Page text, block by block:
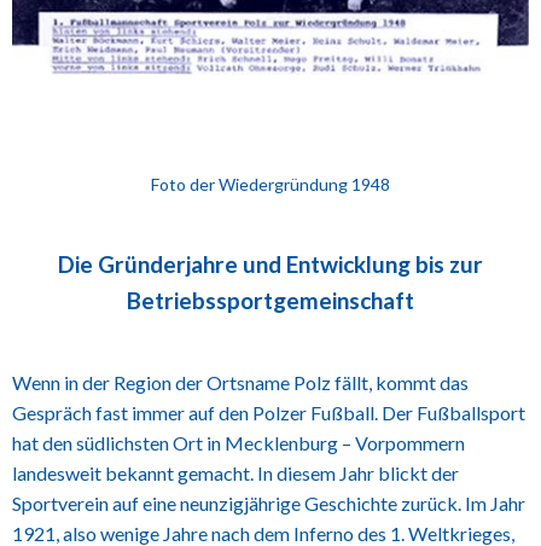
Foto der Wiedergründung 1948
Die Gründerjahre und Entwicklung bis zur
Betriebssportgemeinschaft
Wenn in der Region der Ortsname Polz fällt, kommt das
Gespräch fast immer auf den Polzer Fußball. Der Fußballsport
hat den südlichsten Ort in Mecklenburg – Vorpommern
landesweit bekannt gemacht. In diesem Jahr blickt der
Sportverein auf eine neunzigjährige Geschichte zurück. Im Jahr
1921, also wenige Jahre nach dem Inferno des 1. Weltkrieges,